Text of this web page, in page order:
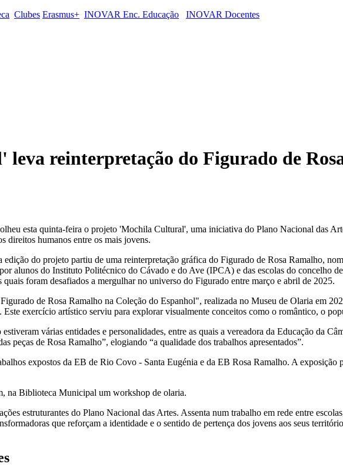
Clubes Erasmus+ INOVAR Enc. Educação INOVAR Docentes
reinterpretação do Figurado de
esta quinta-feira o projeto 'Mochila Cultural', uma iniciativa do Plano Nacional das
direitos humanos entre os mais jovens.
do projeto partiu de uma reinterpretação gráfica do Figurado de Rosa Ramalho,
alunos do Instituto Politécnico do Cávado e do Ave (IPCA) e das escolas do concelho
foram desafiados a mergulhar no universo do Figurado entre março e abril de 2025.
de Rosa Ramalho na Coleção do Espanhol", realizada no Museu de Olaria em
Este exercício artístico serviu para explorar visualmente conceitos como o romântico, o
várias entidades e personalidades, entre as quais a vereadora da Educação da
peças de Rosa Ramalho”, elogiando “a qualidade dos trabalhos apresentados”.
expostos da EB de Rio Covo - Santa Eugénia e da EB Rosa Ramalho. A
na Biblioteca Municipal um workshop de olaria.
estruturantes do Plano Nacional das Artes. Assenta num trabalho em rede entre
que reforçam a identidade e o sentido de pertença dos jovens aos seus